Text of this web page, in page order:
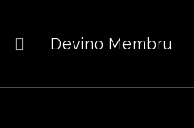
Devino Membru